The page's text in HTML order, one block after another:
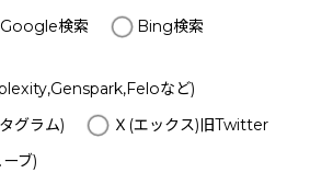
Google検索
Bing検索
など)
グラム)
Ｘ(エックス)旧Twitter
ブ)